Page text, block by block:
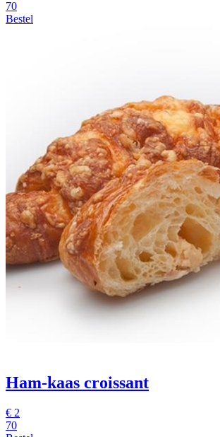
70
Bestel
Ham-kaas croissant
€ 2
70